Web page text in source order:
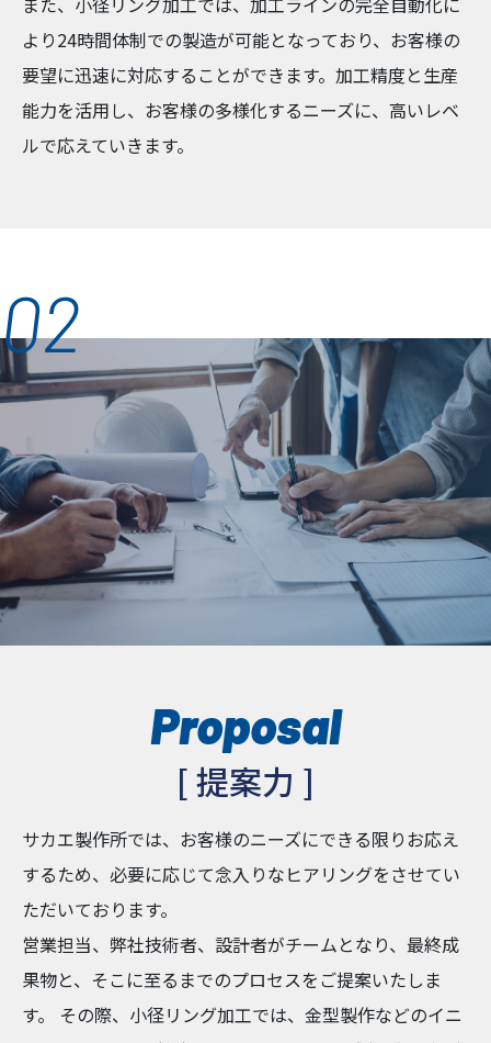
より24時間体制での製造が可能となっており、お客様の
要望に迅速に対応することができます。加工精度と生産
能力を活用し、お客様の多様化するニーズに、高いレベ
ルで応えていきます。
Proposal
[ 提案力 ]
サカエ製作所では、お客様のニーズにできる限りお応え
するため、必要に応じて念入りなヒアリングをさせてい
ただいております。
営業担当、弊社技術者、設計者がチームとなり、最終成
果物と、そこに至るまでのプロセスをご提案いたしま
す。 その際、小径リング加工では、金型製作などのイニ
02